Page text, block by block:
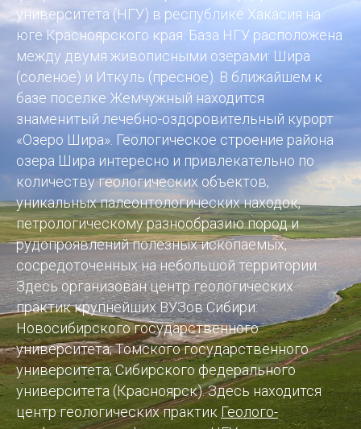
университета (НГУ) в республике Хакасия на
юге Красноярского края. База НГУ расположена
между двумя живописными озерами: Шира
(соленое) и Иткуль (пресное). В ближайшем к
базе поселке Жемчужный находится
знаменитый лечебно-оздоровительный курорт
«Озеро Шира». Геологическое строение района
озера Шира интересно и привлекательно по
количеству геологических объектов,
уникальных палеонтологических находок,
петрологическому разнообразию пород и
рудопроявлений полезных ископаемых,
сосредоточенных на небольшой территории.
Здесь организован центр геологических
практик крупнейших ВУЗов Сибири:
Новосибирского государственного
университета; Томского государственного
университета; Сибирского федерального
университета (Красноярск). Здесь находится
центр геологическихпрактик Геолого-